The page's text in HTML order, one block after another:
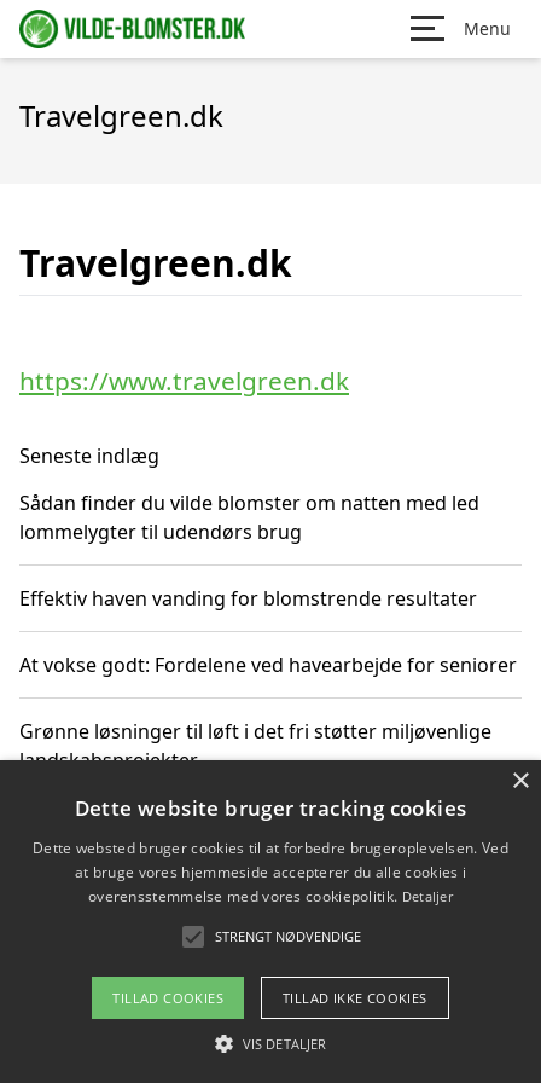
Menu
Travelgreen.dk
Travelgreen.dk
https://www.travelgreen.dk
Seneste indlæg
Sådan finder du vilde blomster om natten med led
lommelygter til udendørs brug
Effektiv haven vanding for blomstrende resultater
At vokse godt: Fordelene ved havearbejde for seniorer
Grønne løsninger til løft i det fri støtter miljøvenlige
landskabsprojekter
Gør haven til et frirum for familien og naturen
Copyright 2026 - Pilanto Aps
Om / kontakt
Blog Betingelser
×
Dette website bruger tracking cookies
Dette websted bruger cookies til at forbedre brugeroplevelsen. Ved
at bruge vores hjemmeside accepterer du alle cookies i
overensstemmelse med vores cookiepolitik. Detaljer
STRENGT NØDVENDIGE
TILLAD COOKIES TILLAD IKKE COOKIES
VIS DETALJER